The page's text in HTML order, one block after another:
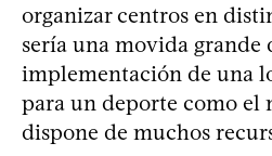
organizar centros en
sería una movida
implementación de una
para un deporte como el
dispone de muchos